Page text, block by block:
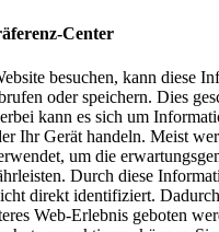
Center
besuchen, kann diese
oder speichern. Dies
kann es sich um
Ihr Gerät handeln. Meist
um die
Durch diese
direkt identifiziert.
Web-Erlebnis geboten